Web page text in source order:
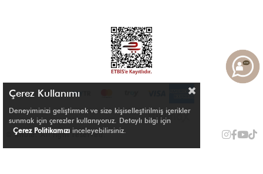
© Shule. All right reserved.
Çerez Kullanımı
Deneyiminizi geliştirmek ve size kişiselleştirilmiş içerikler
sunmak için çerezler kullanıyoruz. Detaylı bilgi için
Çerez Politikamızı inceleyebilirsiniz.